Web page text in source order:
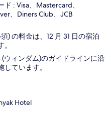
: Visa、Mastercard、
、Diners Club、JCB
) の料金は、12 月 31 日の宿泊
ウィンダム)のガイドラインに沿
ています。
Hotel